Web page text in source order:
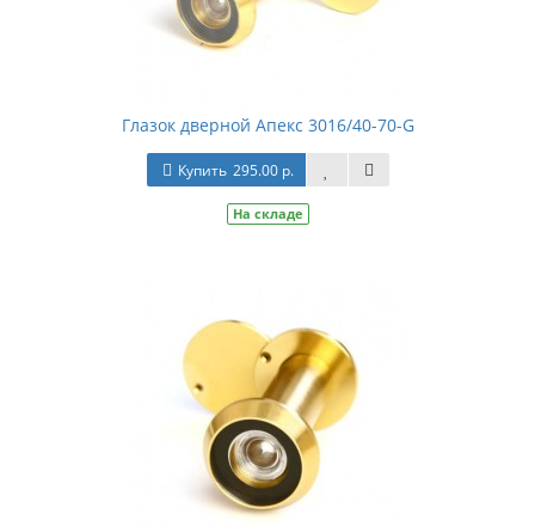
Глазок дверной Апекс 3016/40-70-G
Купить 295.00 р.
На складе